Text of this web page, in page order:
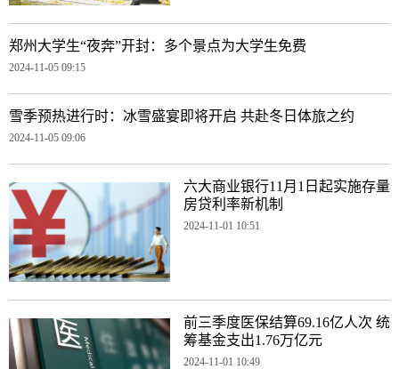
郑州大学生“夜奔”开封：多个景点为大学生免费
2024-11-05 09:15
雪季预热进行时：冰雪盛宴即将开启 共赴冬日体旅之约
2024-11-05 09:06
六大商业银行11月1日起实施存量
房贷利率新机制
2024-11-01 10:51
前三季度医保结算69.16亿人次 统
筹基金支出1.76万亿元
2024-11-01 10:49